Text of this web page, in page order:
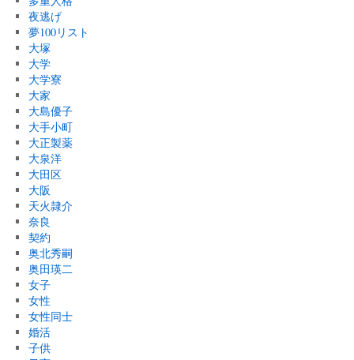
夜逃げ
夢100リスト
大塚
大学
大学寮
大家
大島優子
大手小町
大正製薬
大泉洋
大田区
大阪
天火隷介
奈良
契約
奥北秀嗣
奥田瑛二
女子
女性
女性同士
婚活
子供